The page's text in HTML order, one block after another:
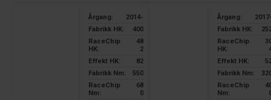
Årgang:
2014-
Fabrikk HK:
400
RaceChip
HK:
48
2
Effekt HK:
82
Fabrikk Nm:
550
RaceChip
Nm:
68
0
Årgang:
Fabrikk HK:
RaceChip
HK:
Effekt HK:
Fabrikk Nm:
RaceChip
Nm: